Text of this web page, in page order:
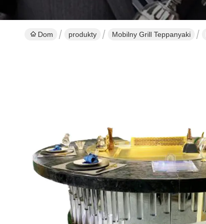
Dom produkty Mobilny Grill Teppanyaki